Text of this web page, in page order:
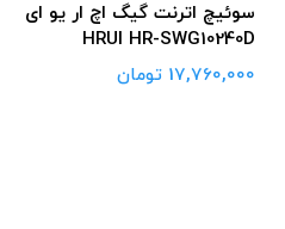
سوئیچ اترنت گیگ اچ ار یو ای
HRUI HR-SWG10240D
17,760,000 تومان